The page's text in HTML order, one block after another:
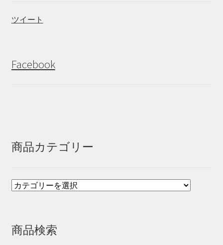
ツイート
Facebook
商品カテゴリー
商品検索